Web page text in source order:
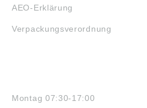
AEO-Erklärung
Verpackungsverordnung
Montag 07:30-17:00